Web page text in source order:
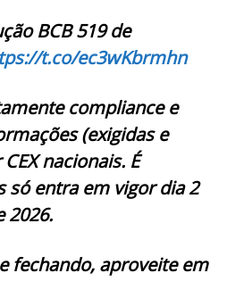
BCB 519 de
t.co/ec3wKbrmhn
compliance e
(exigidas e
nacionais. É
só entra em vigor dia 2
2026.
fechando, aproveite em